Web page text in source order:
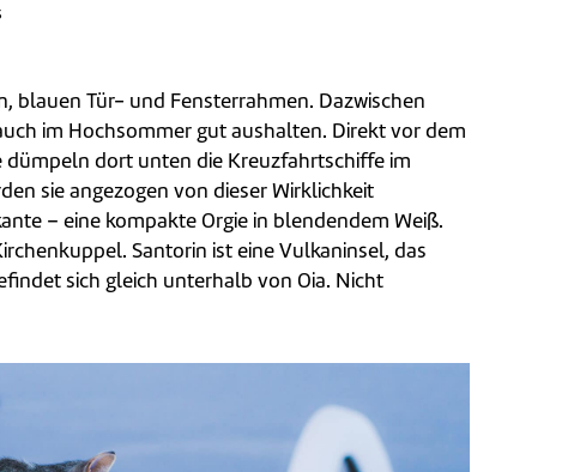
blauen Tür- und Fensterrahmen. Dazwischen
im Hochsommer gut aushalten. Direkt vor dem
dümpeln dort unten die Kreuzfahrtschiffe im
sie angezogen von dieser Wirklichkeit
– eine kompakte Orgie in blendendem Weiß.
Santorin ist eine Vulkaninsel, das
sich gleich unterhalb von Oia. Nicht